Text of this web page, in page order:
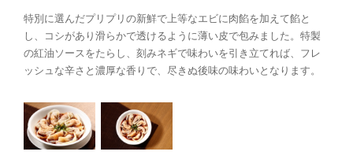
特別に選んだプリプリの新鮮で上等なエビに肉餡を加えて餡と
し、コシがあり滑らかで透けるように薄い皮で包みました。特製
の紅油ソースをたらし、刻みネギで味わいを引き立てれば、フレ
ッシュな辛さと濃厚な香りで、尽きぬ後味の味わいとなります。